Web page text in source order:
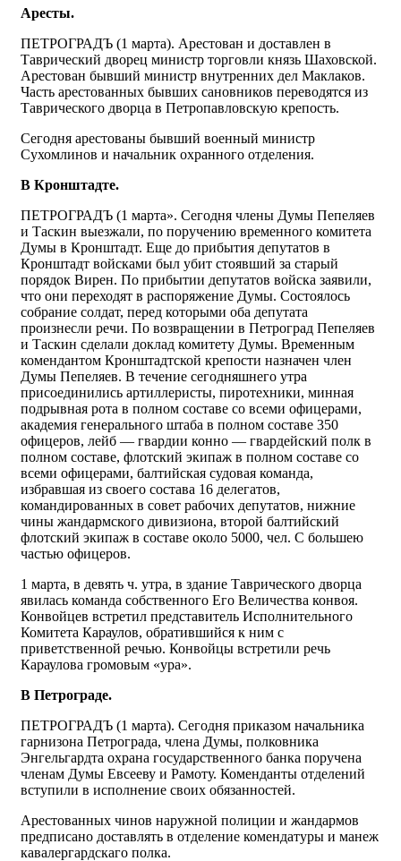
Аресты.
ПЕТРОГРАДЪ (1 марта). Арестован и доставлен в
Таврический дворец министр торговли князь Шаховской.
Арестован бывший министр внутренних дел Маклаков.
Часть арестованных бывших сановников переводятся из
Таврического дворца в Петропавловскую крепость.
Сегодня арестованы бывший военный министр
Сухомлинов и начальник охранного отделения.
B Кронштадте.
ПЕТРОГРАДЪ (1 марта». Сегодня члены Думы Пепеляев
и Таскин выезжали, по поручению временного комитета
Думы в Кронштадт. Еще до прибытия депутатов в
Кронштадт войсками был убит стоявший за старый
порядок Вирен. По прибытии депутатов войска заявили,
что они переходят в распоряжение Думы. Состоялось
собрание солдат, перед которыми оба депутата
произнесли речи. По возвращении в Петроград Пепеляев
и Таскин сделали доклад комитету Думы. Временным
комендантом Кронштадтской крепости назначен член
Думы Пепеляев. В течение сегодняшнего утра
присоединились артиллеристы, пиротехники, минная
подрывная рота в полном составе со всеми офицерами,
академия генерального штаба в полном составе 350
офицеров, лейб — гвардии конно — гвардейский полк в
полном составе, флотский экипаж в полном составе со
всеми офицерами, балтийская судовая команда,
избравшая из своего состава 16 делегатов,
командированных в совет рабочих депутатов, нижние
чины жандармского дивизиона, второй бaлтийский
флотский экипаж в составе около 5000, чел. С большею
частью офицеров.
1 марта, в девять ч. утра, в здание Таврического дворца
явилась команда собственного Его Величества конвоя.
Конвойцев встретил представитель Исполнительного
Комитета Караулов, обратившийся к ним с
приветственной pечью. Конвойцы встретили речь
Караулова громовым «ура».
В Петрограде.
ПЕТРОГРАДЪ (1 марта). Сегодня приказом начальника
гарнизона Петрограда, члена Думы, полковника
Энгельгардта охрана государственного банка поручена
членам Думы Евсееву и Рамоту. Коменданты отделений
вступили в исполнение своих обязанностей.
Арестованных чинов наружной полиции и жандармов
предписано доставлять в отделение комендатуры и манеж
кавалергардскаго полка.